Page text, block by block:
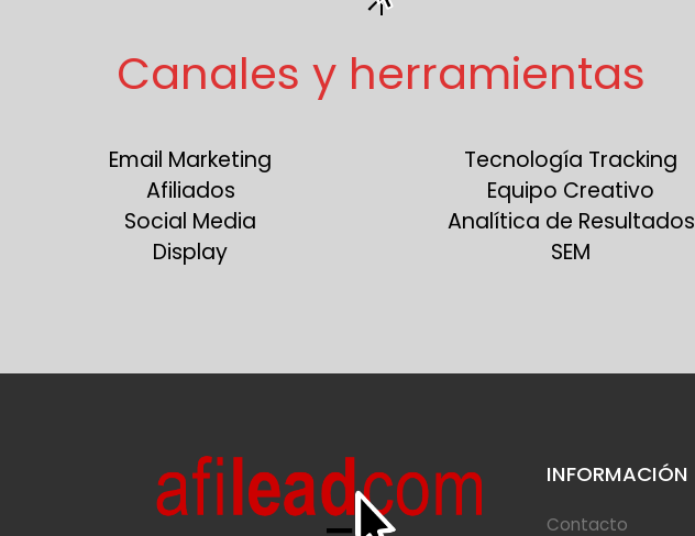
Canales y herramientas
Email Marketing
Afiliados
Social Media
Display
Tecnología Tracking
Equipo Creativo
Analítica de Resultados
SEM
INFORMACIÓN
Contacto